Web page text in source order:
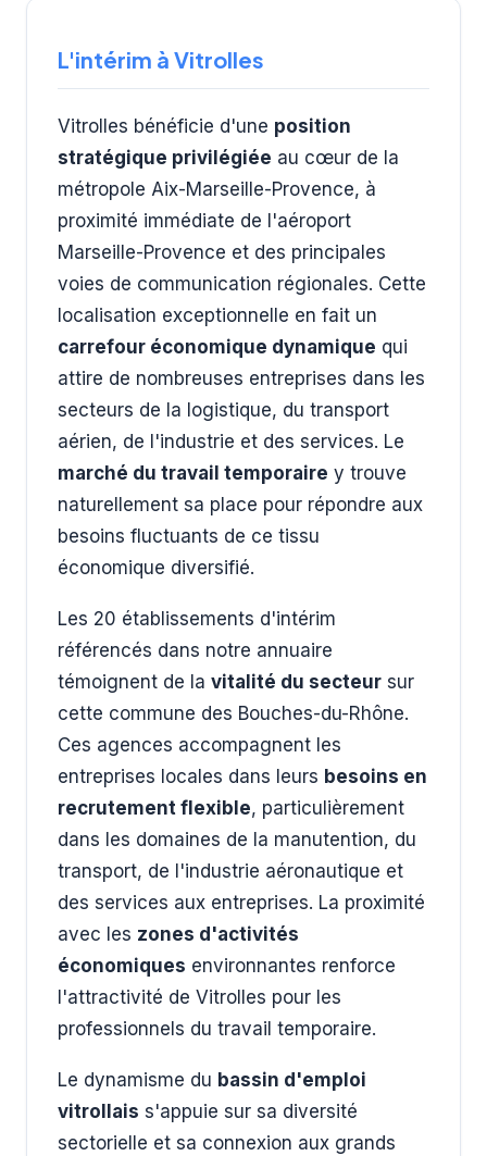
L'intérim à Vitrolles
Vitrolles bénéficie d'une position
stratégique privilégiée au cœur de la
métropole Aix-Marseille-Provence, à
proximité immédiate de l'aéroport
Marseille-Provence et des principales
voies de communication régionales. Cette
localisation exceptionnelle en fait un
carrefour économique dynamique qui
attire de nombreuses entreprises dans les
secteurs de la logistique, du transport
aérien, de l'industrie et des services. Le
marché du travail temporaire y trouve
naturellement sa place pour répondre aux
besoins fluctuants de ce tissu
économique diversifié.
Les 20 établissements d'intérim
référencés dans notre annuaire
témoignent de la vitalité du secteur sur
cette commune des Bouches-du-Rhône.
Ces agences accompagnent les
entreprises locales dans leurs besoins en
recrutement flexible, particulièrement
dans les domaines de la manutention, du
transport, de l'industrie aéronautique et
des services aux entreprises. La proximité
avec les zones d'activités
économiques environnantes renforce
l'attractivité de Vitrolles pour les
professionnels du travail temporaire.
Le dynamisme du bassin d'emploi
vitrollais s'appuie sur sa diversité
sectorielle et sa connexion aux grands